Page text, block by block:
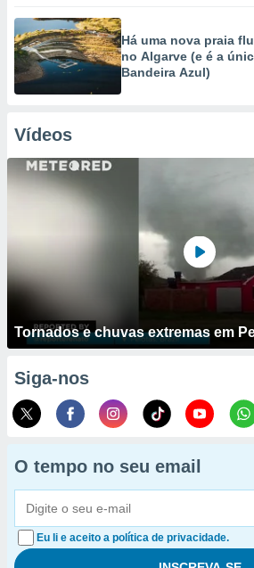
Há uma nova praia
no Algarve (e é a
Bandeira Azul)
Vídeos
Tornados e chuvas extremas em
Siga-nos
O tempo no seu email
Eu li e aceito a política de privacidade.